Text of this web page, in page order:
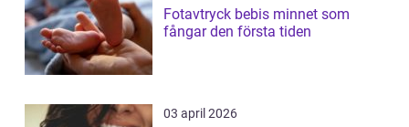
Fotavtryck bebis minnet som
fångar den första tiden
03 april 2026